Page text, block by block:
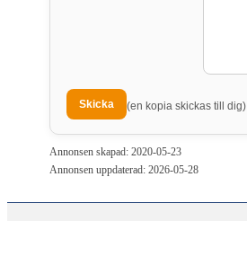
(en kopia skickas till dig)
Annonsen skapad: 2020-05-23
Annonsen uppdaterad: 2026-05-28